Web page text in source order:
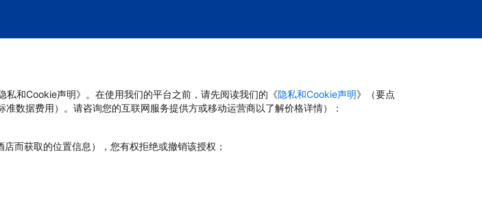
和Cookie声明》。在使用我们的平台之前，请先阅读我们的《隐私和Cookie声明》（要点
数据费用）。请咨询您的互联网服务提供方或移动运营商以了解价格详情）：
而获取的位置信息），您有权拒绝或撤销该授权；